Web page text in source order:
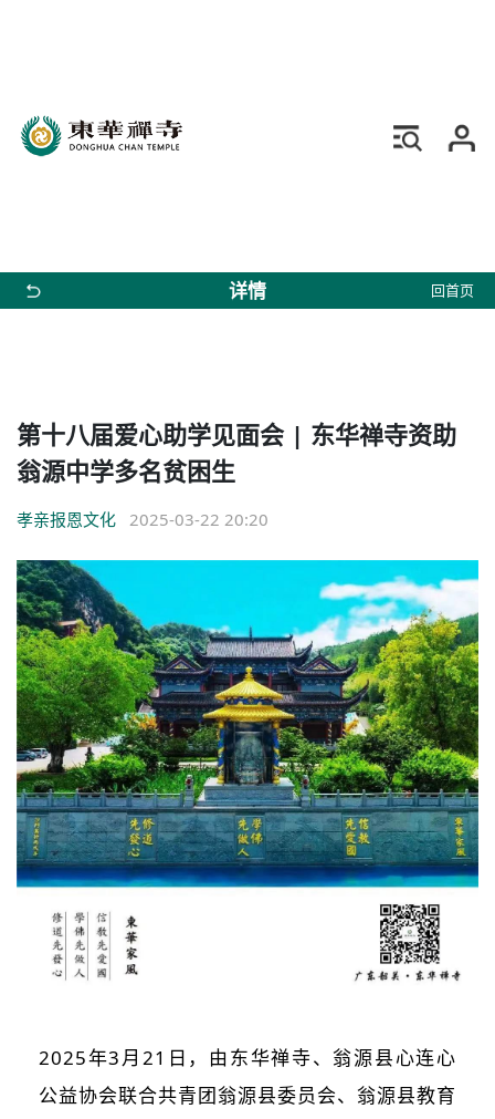
详情 回首页
第十八届爱心助学见面会 | 东华禅寺资助
翁源中学多名贫困生
孝亲报恩文化 2025-03-22 20:20
2025年3月21日，由东华禅寺、翁源县心连心
公益协会联合共青团翁源县委员会、翁源县教育